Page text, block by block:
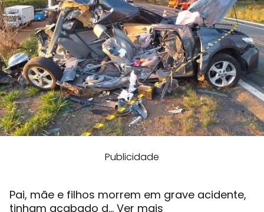
Publicidade
Pai, mãe e filhos morrem em grave acidente,
tinham acabado d… Ver mais